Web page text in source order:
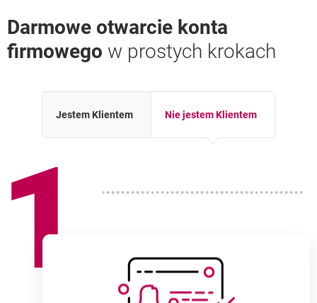
Darmowe otwarcie konta
firmowego w prostych krokach
Jestem Klientem Nie jestem Klientem
1